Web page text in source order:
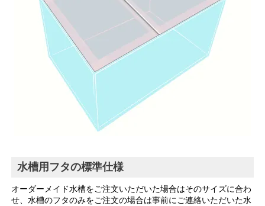
水槽用フタの標準仕様
オーダーメイド水槽をご注文いただいた場合はそのサイズに合わ
せ、水槽のフタのみをご注文の場合は事前にご連絡いただいた水